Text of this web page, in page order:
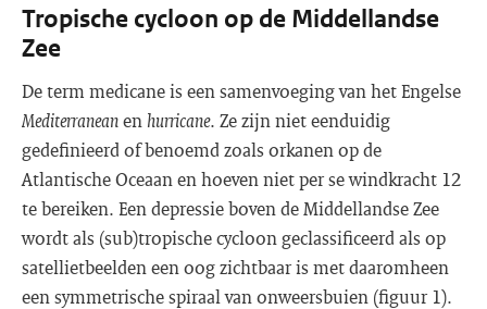
Tropische cycloon op de Middellandse
Zee
De term medicane is een samenvoeging van het Engelse
Mediterraneanen hurricane. Ze zijn niet eenduidig
gedefinieerd of benoemd zoals orkanen op de
Atlantische Oceaan en hoeven niet per se windkracht 12
te bereiken. Een depressie boven de Middellandse Zee
wordt als (sub)tropische cycloon geclassificeerd als op
satellietbeelden een oog zichtbaar is met daaromheen
een symmetrische spiraal van onweersbuien (figuur 1).